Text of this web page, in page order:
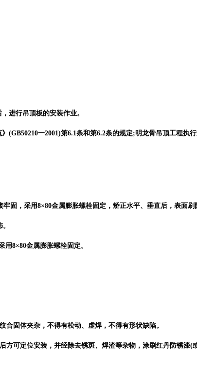
进行吊顶板的安装作业。
(GB50210一2001)第6.1条和第6.2条的规定;明龙骨吊顶工程执
固，采用8×80金属膨胀螺栓固定，矫正水平、垂直后，表面刷
用8×80金属膨胀螺栓固定。
固体夹杂，不得有松动、虚焊，不得有形状缺陷。
方可定位安装，并经除去锈斑、焊渣等杂物，涂刷红丹防锈漆(